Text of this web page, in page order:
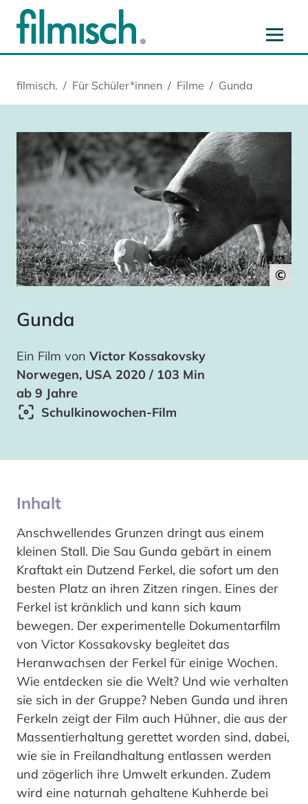
Hauptinhalt springen
Hauptnavigation springen
Cookie-Einstellungen springen
Startseite springen
filmisch. Für Schüler*innen Filme Gunda
©
Gunda
Ein Film von Victor Kossakovsky
Norwegen, USA 2020 / 103 Min
ab 9 Jahre
Schulkinowochen-Film
Inhalt
Anschwellendes Grunzen dringt aus einem
kleinen Stall. Die Sau Gunda gebärt in einem
Kraftakt ein Dutzend Ferkel, die sofort um den
besten Platz an ihren Zitzen ringen. Eines der
Ferkel ist kränklich und kann sich kaum
bewegen. Der experimentelle Dokumentarfilm
von Victor Kossakovsky begleitet das
Heranwachsen der Ferkel für einige Wochen.
Wie entdecken sie die Welt? Und wie verhalten
sie sich in der Gruppe? Neben Gunda und ihren
Ferkeln zeigt der Film auch Hühner, die aus der
Massentierhaltung gerettet worden sind, dabei,
wie sie in Freilandhaltung entlassen werden
und zögerlich ihre Umwelt erkunden. Zudem
wird eine naturnah gehaltene Kuhherde bei